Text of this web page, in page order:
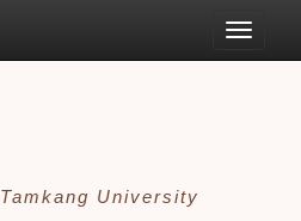
Toggle
Tamkang University